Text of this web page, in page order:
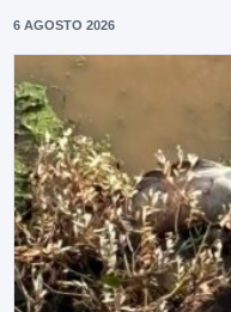
6 AGOSTO 2026